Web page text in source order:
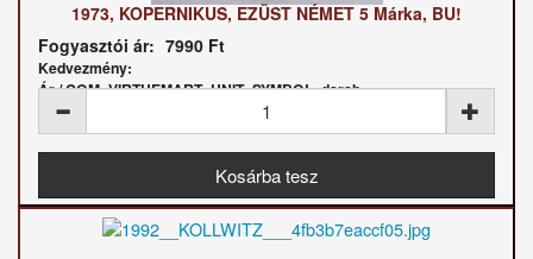
1973, KOPERNIKUS, EZÜST NÉMET 5 Márka, BU!
Fogyasztói ár: 7990 Ft
Kedvezmény:
Ár / COM_VIRTUEMART_UNIT_SYMBOL_darab: